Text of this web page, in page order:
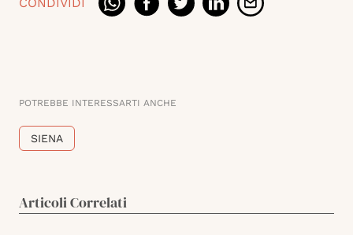
CONDIVIDI
POTREBBE INTERESSARTI ANCHE
SIENA
Articoli Correlati